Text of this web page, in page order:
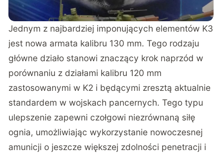
Jednym z najbardziej imponujących elementów K3
jest nowa armata kalibru 130 mm. Tego rodzaju
główne działo stanowi znaczący krok naprzód w
porównaniu z działami kalibru 120 mm
zastosowanymi w K2 i będącymi zresztą aktualnie
standardem w wojskach pancernych. Tego typu
ulepszenie zapewni czołgowi niezrównaną siłę
ognia, umożliwiając wykorzystanie nowoczesnej
amunicji o jeszcze większej zdolności penetracji i